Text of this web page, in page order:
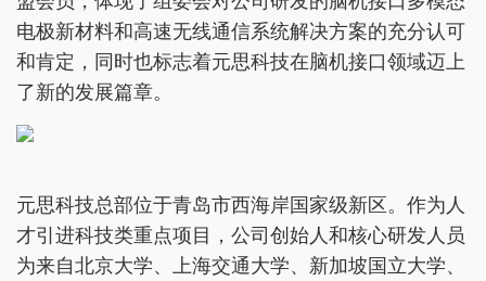
电极新材料和高速无线通信系统解决方案的充分认可
和肯定，同时也标志着元思科技在脑机接口领域迈上
了新的发展篇章。
元思科技总部位于青岛市西海岸国家级新区。作为人
才引进科技类重点项目，公司创始人和核心研发人员
为来自北京大学、上海交通大学、新加坡国立大学、